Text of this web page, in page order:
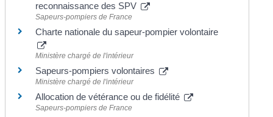
reconnaissance des SPV
Sapeurs-pompiers de France
Charte nationale du sapeur-pompier volontaire
Ministère chargé de l'intérieur
Sapeurs-pompiers volontaires
Ministère chargé de l'intérieur
Allocation de vétérance ou de fidélité
Sapeurs-pompiers de France